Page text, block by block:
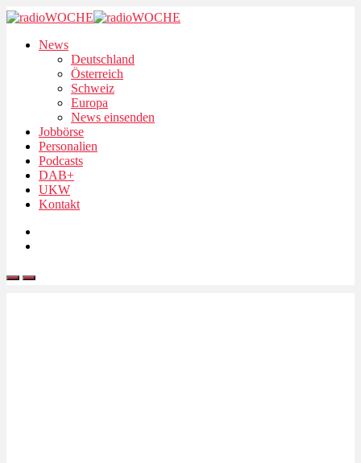
News
Deutschland
Österreich
Schweiz
Europa
News einsenden
Jobbörse
Personalien
Podcasts
DAB+
UKW
Kontakt